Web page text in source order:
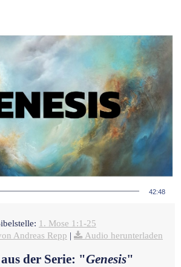
42:48
1. Mose 1:1-25
Andreas Repp | Audio herunterladen
der Serie: "Genesis"